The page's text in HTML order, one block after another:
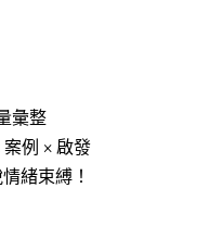
彙整
例 × 啟發
緒束縛！